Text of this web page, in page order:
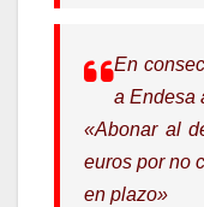
En
a Endesa
«Abonar al
euros por no
en plazo»